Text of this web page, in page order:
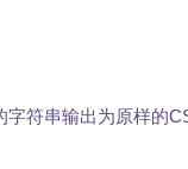
符串输出为原样的